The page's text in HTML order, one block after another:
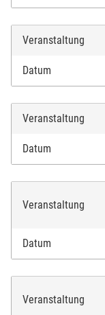
Veranstaltung
Datum
Veranstaltung
Datum
Veranstaltung
Datum
Veranstaltung